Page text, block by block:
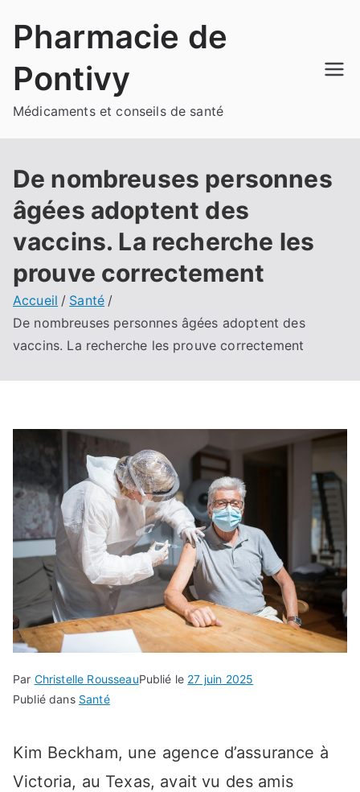
Pharmacie de
Pontivy
Médicaments et conseils de santé
De nombreuses personnes
âgées adoptent des
vaccins. La recherche les
prouve correctement
Accueil
Santé
De nombreuses personnes âgées adoptent des
vaccins. La recherche les prouve correctement
Par Christelle RousseauPublié le 27 juin 2025
Publié dans Santé
Kim Beckham, une agence d’assurance à
Victoria, au Texas, avait vu des amis